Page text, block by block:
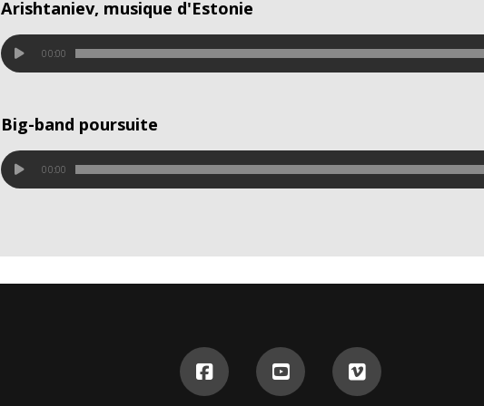
Arishtaniev, musique d'Estonie
00:00
Big-band poursuite
00:00